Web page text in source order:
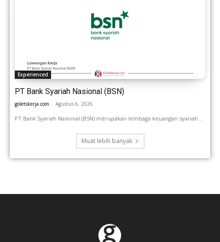
Experienced
PT Bank Syariah Nasional (BSN)
goletskerja.com - Agustus 6, 2026
PT Bank Syariah Nasional (BSN) merupakan lembaga keuangan syariah...
Muat lebih banyak